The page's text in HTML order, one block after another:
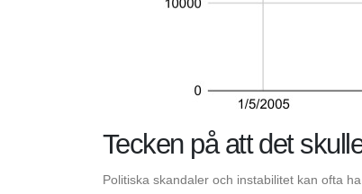
Tecken på att det
Politiska skandaler och instabilitet kan ofta